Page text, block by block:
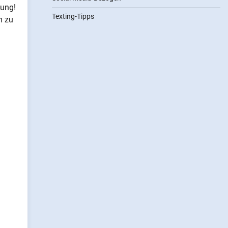
zu
Texting-Tipps